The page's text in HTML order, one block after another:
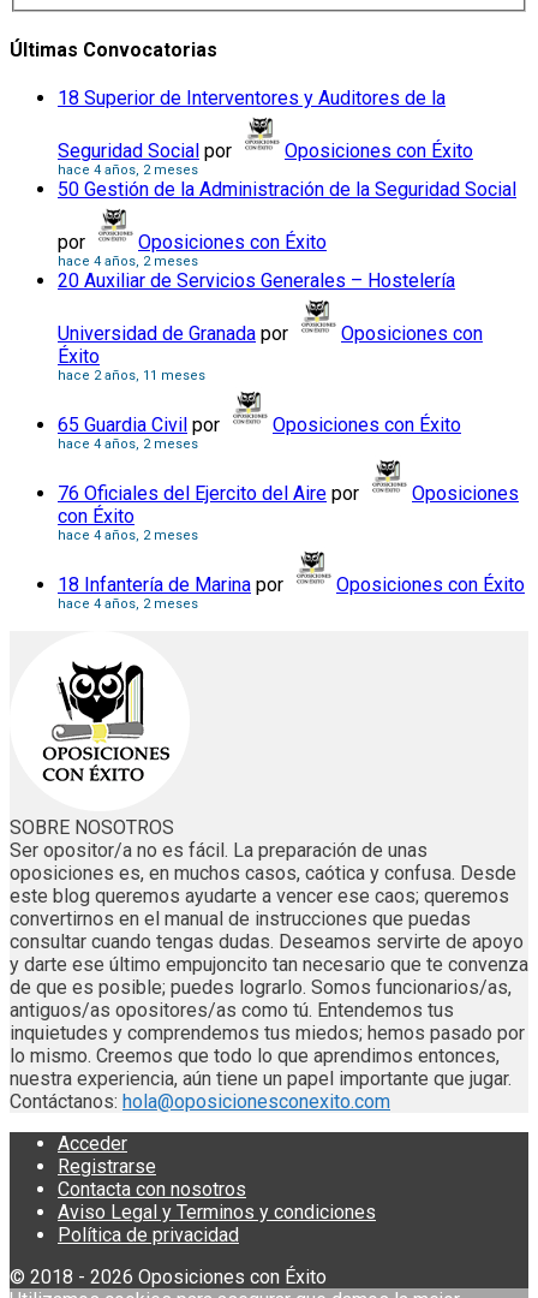
Últimas Convocatorias
18 Superior de Interventores y Auditores de la
Seguridad Social por Oposiciones con Éxito
hace 4 años, 2 meses
50 Gestión de la Administración de la Seguridad Social
por Oposiciones con Éxito
hace 4 años, 2 meses
20 Auxiliar de Servicios Generales – Hostelería
Universidad de Granada por
Oposiciones con
Éxito
hace 2 años, 11 meses
65 Guardia Civil por Oposiciones con Éxito
hace 4 años, 2 meses
76 Oficiales del Ejercito del Aire por
Oposiciones
con Éxito
hace 4 años, 2 meses
18 Infantería de Marina por Oposiciones con Éxito
hace 4 años, 2 meses
SOBRE NOSOTROS
Ser opositor/a no es fácil. La preparación de unas
oposiciones es, en muchos casos, caótica y confusa. Desde
este blog queremos ayudarte a vencer ese caos; queremos
convertirnos en el manual de instrucciones que puedas
consultar cuando tengas dudas. Deseamos servirte de apoyo
y darte ese último empujoncito tan necesario que te convenza
de que es posible; puedes lograrlo. Somos funcionarios/as,
antiguos/as opositores/as como tú. Entendemos tus
inquietudes y comprendemos tus miedos; hemos pasado por
lo mismo. Creemos que todo lo que aprendimos entonces,
nuestra experiencia, aún tiene un papel importante que jugar.
Contáctanos: hola@oposicionesconexito.com
Acceder
Registrarse
Contacta con nosotros
Aviso Legal y Terminos y condiciones
Política de privacidad
© 2018 - 2026 Oposiciones con Éxito